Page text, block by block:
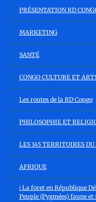
PRÉSENTATION RD
MARKETING
SANTÉ
CONGO CULTURE ET
Les routes de la RD Congo
PHILOSOPHIE ET
LES 145 TERRITOIRES DU
AFRIQUE
ℹ️ La foret en République
Peuple (Pygmées) faune et